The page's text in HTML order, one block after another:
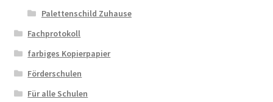
Palettenschild Zuhause
Fachprotokoll
farbiges Kopierpapier
Förderschulen
Für alle Schulen